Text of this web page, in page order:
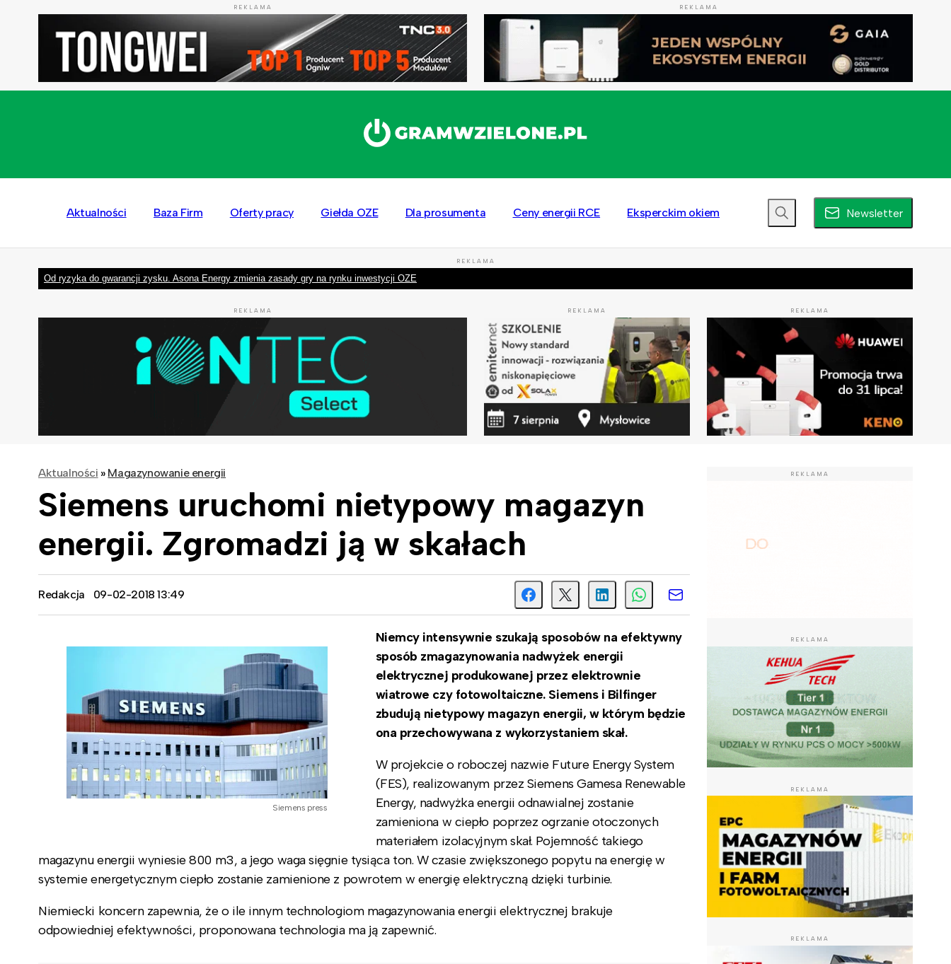
REKLAMA REKLAMA
Aktualności Baza Firm Oferty pracy Giełda OZE Dla prosumenta Ceny energii RCE Eksperckim okiem Newsletter
REKLAMA
Od ryzyka do gwarancji zysku. Asona Energy zmienia zasady gry na rynku inwestycji OZE
REKLAMA REKLAMA REKLAMA
Aktualności » Magazynowanie energii
Siemens uruchomi nietypowy magazyn
energii. Zgromadzi ją w skałach
Redakcja 09-02-2018 13:49
Siemens press
Niemcy intensywnie szukają sposobów na efektywny
sposób zmagazynowania nadwyżek energii
elektrycznej produkowanej przez elektrownie
wiatrowe czy fotowoltaiczne. Siemens i Bilfinger
zbudują nietypowy magazyn energii, w którym będzie
ona przechowywana z wykorzystaniem skał.
W projekcie o roboczej nazwie Future Energy System
(FES), realizowanym przez Siemens Gamesa Renewable
Energy, nadwyżka energii odnawialnej zostanie
zamieniona w ciepło poprzez ogrzanie otoczonych
materiałem izolacyjnym skał. Pojemność takiego
magazynu energii wyniesie 800 m3, a jego waga sięgnie tysiąca ton. W czasie zwiększonego popytu na energię w
systemie energetycznym ciepło zostanie zamienione z powrotem w energię elektryczną dzięki turbinie.
Niemiecki koncern zapewnia, że o ile innym technologiom magazynowania energii elektrycznej brakuje
odpowiedniej efektywności, proponowana technologia ma ją zapewnić.
REKLAMA
REKLAMA
REKLAMA
REKLAMA